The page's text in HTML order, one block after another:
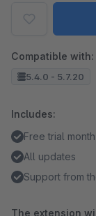
Compatible with:
5.4.0 - 5.7.20
Includes:
Free trial month
All updates
Support from
The extension